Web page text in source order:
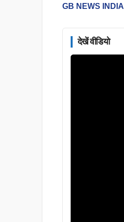
GB NEWS INDIA
देखें वीडियो